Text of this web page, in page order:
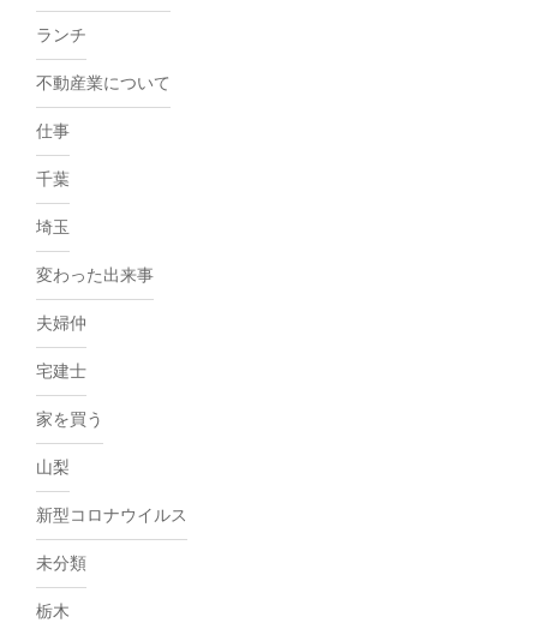
ランチ
不動産業について
仕事
千葉
埼玉
変わった出来事
夫婦仲
宅建士
家を買う
山梨
新型コロナウイルス
未分類
栃木